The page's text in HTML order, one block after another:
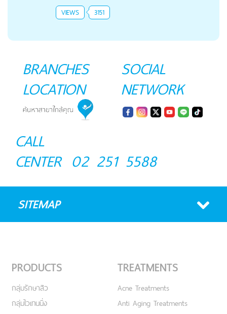
VIEWS 3151
BRANCHES
LOCATION
SOCIAL
NETWORK
CALL
CENTER 02 251 5588
SITEMAP
PRODUCTS
กลุ่มรักษาสิว
กลุ่มไวเทนนิ่ง
TREATMENTS
Acne Treatments
Anti Aging Treatments